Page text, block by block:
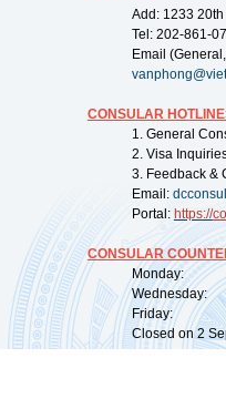
Add: 1233
Tel: 202-861-
Email
CONSULAR
1. General
2. Visa
3. Feedback &
Email:
Portal: https://
CONSULAR
Monday:
Wednesday:
Friday:
Closed on 2